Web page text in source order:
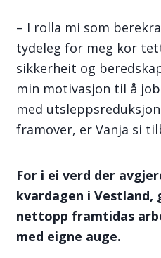
– I rolla mi som
tydeleg for meg kor
sikkerheit og
min motivasjon til å
med
framover, er Vanja si
For i ei verd der
kvardagen i
nettopp framtidas
med eigne auge.